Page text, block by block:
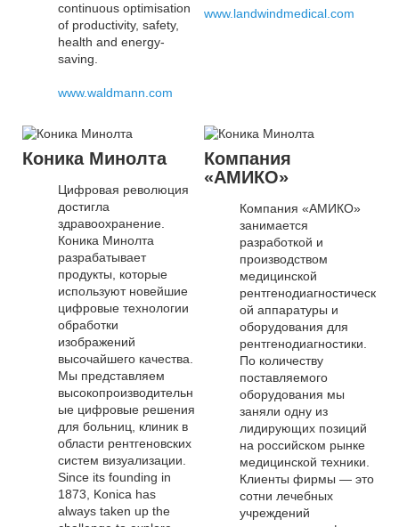
continuous optimisation
of productivity, safety,
health and energy-
saving.
www.waldmann.com
www.landwindmedical.com
Коника Минолта
Цифровая революция
достигла
здравоохранение.
Коника Минолта
разрабатывает
продукты, которые
используют новейшие
цифровые технологии
обработки
изображений
высочайшего качества.
Мы представляем
высокопроизводительн
ые цифровые решения
для больниц, клиник в
области рентгеновских
систем визуализации.
Since its founding in
1873, Konica has
always taken up the
Компания
«АМИКО»
Компания «АМИКО»
занимается
разработкой и
производством
медицинской
рентгенодиагностическ
ой аппаратуры и
оборудования для
рентгенодиагностики.
По количеству
поставляемого
оборудования мы
заняли одну из
лидирующих позиций
на российском рынке
медицинской техники.
Клиенты фирмы — это
сотни лечебных
учреждений